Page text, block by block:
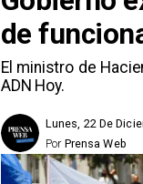
de
El ministro de
ADN Hoy.
Lunes, 22 De
Prensa Web
Por